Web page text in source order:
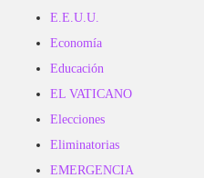
E.E.U.U.
Economía
Educación
EL VATICANO
Elecciones
Eliminatorias
EMERGENCIA